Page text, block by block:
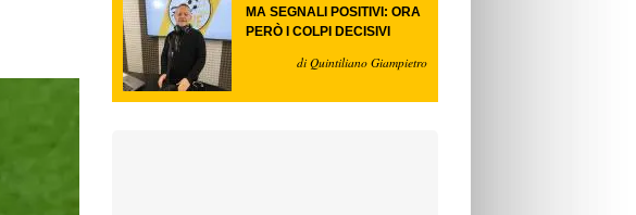
MA SEGNALI POSITIVI: ORA
PERÒ I COLPI DECISIVI
di Quintiliano Giampietro